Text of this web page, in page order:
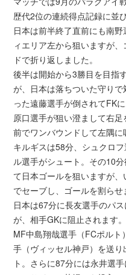
歴代2位の連続得点記録に並
日本は前半終了直前にも南
ィエリア左から狙いますが
ドで折り返しました。
後半は開始から3勝目を目指
が、日本は落ちついた守り
った遠藤選手が倒されてFK
原口選手が狙い澄まして右
前でワンバウンドして左隅に
キルギスは58分、シュクロ
ル選手がシュート。その10
て日本ゴールを狙いますが
でセーブし、ゴールを割らせ
日本は67分に長友選手のパ
が、相手GKに阻止されます
MF中島翔哉選手（FCポル
手（ヴィッセル神戸）を送
ト。さらに87分には永井選